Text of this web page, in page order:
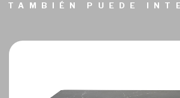
TAMBIÉN PUEDE